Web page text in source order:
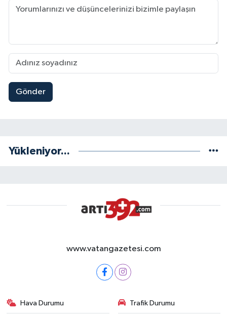
Gönder
Yükleniyor...
www.vatangazetesi.com
Hava Durumu Trafik Durumu